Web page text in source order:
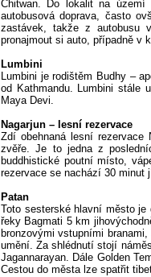
Chitwan. Do lokalit na území
autobusová doprava, často
zastávek, takže z autobusu
pronajmout si auto, případně v
Lumbini
Lumbini je rodištěm Budhy –
od Kathmandu. Lumbini stále
Maya Devi.
Nagarjun – lesní rezervace
Zdí obehnaná lesní rezervace
zvěře. Je to jedna z
buddhistické poutní místo,
rezervace se nachází 30 minut
Patan
Toto sesterské hlavní město
řeky Bagmati 5 km
bronzovými vstupními
umění. Za shlédnutí stojí
Jagannarayan. Dále Golden
Cestou do města lze spatřit